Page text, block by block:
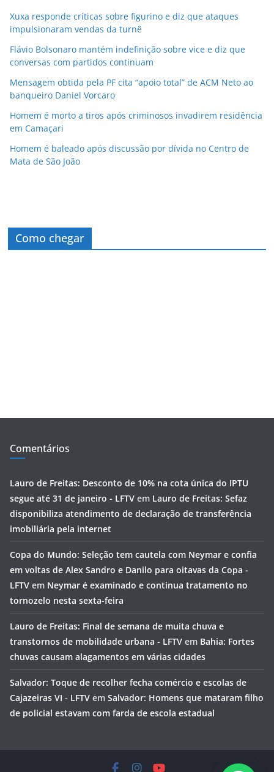
Xuxa responde críticas sobre figurino e diz que ataques
impulsionaram vendas da turnê
Flávio Bolsonaro mantém indefinição sobre vice e diz que
conversas com partidos continuam
Mensagem obtida pela PF cita “apoio total” de ACM Neto ao
banqueiro Daniel Vorcaro
Homem é morto a tiros após criminosos invadirem residência
em Camaçari
Homem é baleado após discussão por dívida no Centro de
Mata de São João
Como chegar
Comentários
Lauro de Freitas: Desconto de 10% na cota única do IPTU
segue até 31 de janeiro - LFTV em Lauro de Freitas: Sefaz
disponibiliza atendimento de declaração de transferência
imobiliária pela internet
Copa do Mundo: Seleção tem cautela com Neymar e confia
em voltas de Alex Sandro e Danilo para oitavas da Copa -
LFTV em Neymar é examinado e continua tratamento no
tornozelo nesta sexta-feira
Lauro de Freitas: Final de semana de muita chuva e
transtornos de mobilidade urbana - LFTV em Bahia: Fortes
chuvas causam alagamentos em várias cidades
Salvador: Toque de recolher fecha comércio e escolas de
Cajazeiras VI - LFTV em Salvador: Homens que mataram filho
de policial estavam com farda de escola estadual